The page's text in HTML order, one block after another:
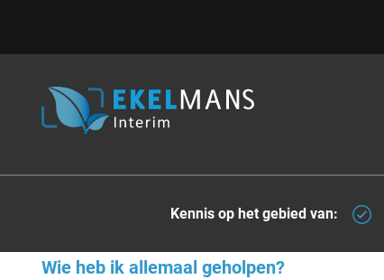
Kennis op het gebied van:
Wie heb ik allemaal geholpen?